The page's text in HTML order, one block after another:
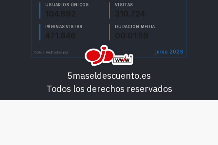
5maseldescuento.es
Todos los derechos reservados